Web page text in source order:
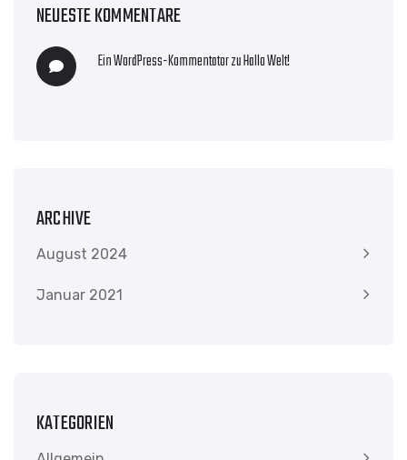
NEUESTE KOMMENTARE
Ein WordPress-KommentatorzuHallo Welt!
ARCHIVE
August 2024
Januar 2021
KATEGORIEN